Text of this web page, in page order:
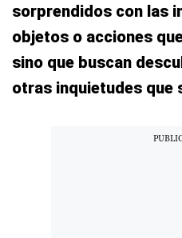
sorprendidos con las
objetos o acciones
sino que buscan
otras inquietudes que